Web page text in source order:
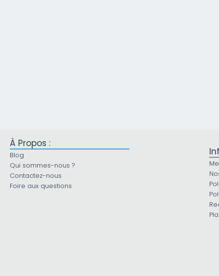
À Propos :
Blog
Qui sommes-nous ?
Contactez-nous
Foire aux questions